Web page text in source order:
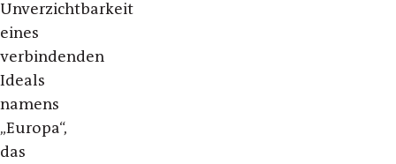
Unverzichtbarkeit
eines
verbindenden
Ideals
namens
„Europa“,
das